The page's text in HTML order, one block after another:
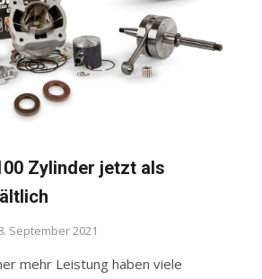
Zylinder jetzt als
September 2021
mehr Leistung haben viele